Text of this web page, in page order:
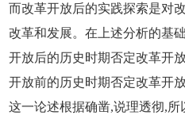
而改革开放后的实践探索是对
改革和发展。在上述分析的基
开放后的历史时期否定改革开
开放前的历史时期否定改革开
这一论述根据确凿,说理透彻,